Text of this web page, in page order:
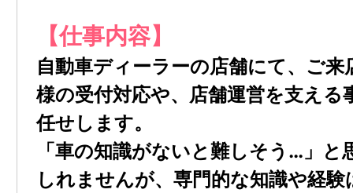
【仕事内容】
自動車ディーラーの店舗にて、ご来
様の受付対応や、店舗運営を支える
任せします。
「車の知識がないと難しそう…」と
しれませんが、専門的な知識や経